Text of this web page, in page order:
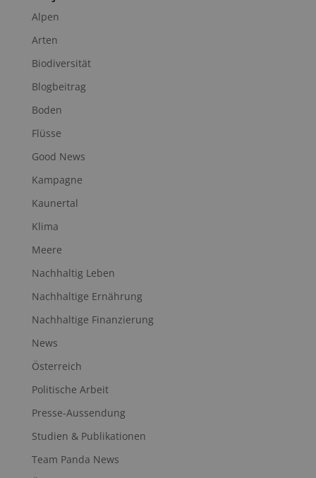
Alpen
Arten
Biodiversität
Blogbeitrag
Boden
Flüsse
Good News
Kampagne
Kaunertal
Klima
Meere
Nachhaltig Leben
Nachhaltige Ernährung
Nachhaltige Finanzierung
News
Österreich
Politische Arbeit
Presse-Aussendung
Studien & Publikationen
Team Panda News